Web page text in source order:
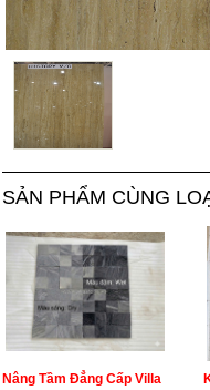
SẢN PHẨM CÙNG
Nâng Tầm Đẳng Cấp Villa